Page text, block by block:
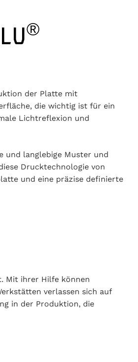
®
der Platte mit
die wichtig ist für ein
Lichtreflexion und
und langlebige Muster und
Drucktechnologie von
und eine präzise definierte
Mit ihrer Hilfe können
verlassen sich auf
in der Produktion, die